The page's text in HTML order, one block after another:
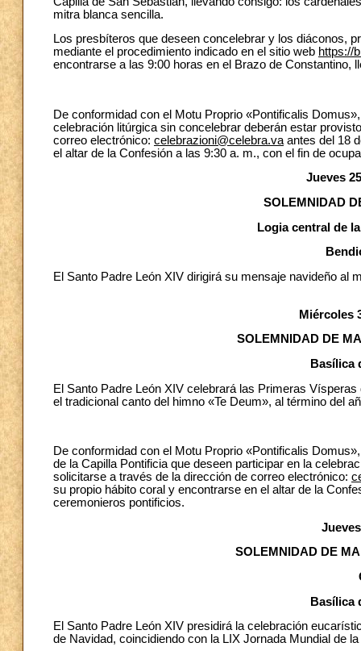
mitra blanca sencilla.
Los presbíteros que deseen concelebrar y los diáconos,
mediante el procedimiento indicado en el sitio web https://
encontrarse a las 9:00 horas en el Brazo de Constantino,
De conformidad con el Motu Proprio «Pontificalis
celebración litúrgica sin concelebrar deberán estar
correo electrónico: celebrazioni@celebra.va antes del 18
el altar de la Confesión a las 9:30 a. m., con el fin de
Jueves
SOLEMNIDAD
Logia central de
El Santo Padre León XIV dirigirá su mensaje navideño al
Miércoles
SOLEMNIDAD DE
Basílica
El Santo Padre León XIV celebrará las Primeras
el tradicional canto del himno «Te Deum», al término del
De conformidad con el Motu Proprio «Pontificalis
de la Capilla Pontificia que deseen participar en la
solicitarse a través de la dirección de correo electrónico:
su propio hábito coral y encontrarse en el altar de la
ceremonieros pontificios.
SOLEMNIDAD DE
Basílica
El Santo Padre León XIV presidirá la celebración
de Navidad, coincidiendo con la LIX Jornada Mundial de